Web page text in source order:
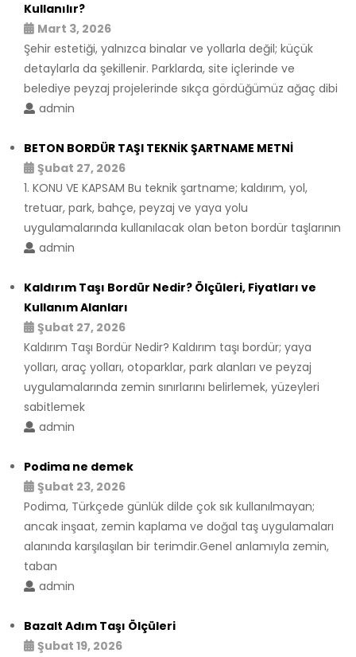
Kullanılır?
Mart 3, 2026
Şehir estetiği, yalnızca binalar ve yollarla değil; küçük
detaylarla da şekillenir. Parklarda, site içlerinde ve
belediye peyzaj projelerinde sıkça gördüğümüz ağaç dibi
admin
BETON BORDÜR TAŞI TEKNİK ŞARTNAME METNİ
Şubat 27, 2026
1. KONU VE KAPSAM Bu teknik şartname; kaldırım, yol,
tretuar, park, bahçe, peyzaj ve yaya yolu
uygulamalarında kullanılacak olan beton bordür taşlarının
admin
Kaldırım Taşı Bordür Nedir? Ölçüleri, Fiyatları ve
Kullanım Alanları
Şubat 27, 2026
Kaldırım Taşı Bordür Nedir? Kaldırım taşı bordür; yaya
yolları, araç yolları, otoparklar, park alanları ve peyzaj
uygulamalarında zemin sınırlarını belirlemek, yüzeyleri
sabitlemek
admin
Podima ne demek
Şubat 23, 2026
Podima, Türkçede günlük dilde çok sık kullanılmayan;
ancak inşaat, zemin kaplama ve doğal taş uygulamaları
alanında karşılaşılan bir terimdir.Genel anlamıyla zemin,
taban
admin
Bazalt Adım Taşı Ölçüleri
Şubat 19, 2026